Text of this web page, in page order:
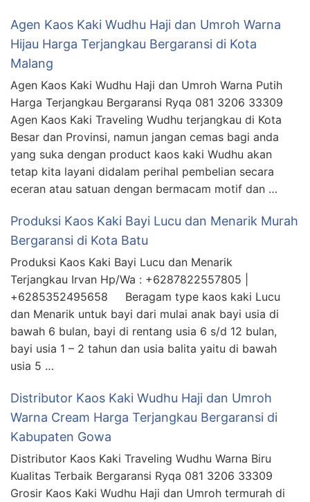
Agen Kaos Kaki Wudhu Haji dan Umroh Warna
Hijau Harga Terjangkau Bergaransi di Kota
Malang
Agen Kaos Kaki Wudhu Haji dan Umroh Warna Putih
Harga Terjangkau Bergaransi Ryqa 081 3206 33309
Agen Kaos Kaki Traveling Wudhu terjangkau di Kota
Besar dan Provinsi, namun jangan cemas bagi anda
yang suka dengan product kaos kaki Wudhu akan
tetap kita layani didalam perihal pembelian secara
eceran atau satuan dengan bermacam motif dan …
Produksi Kaos Kaki Bayi Lucu dan Menarik Murah
Bergaransi di Kota Batu
Produksi Kaos Kaki Bayi Lucu dan Menarik
Terjangkau Irvan Hp/Wa : +6287822557805 |
+6285352495658 Beragam type kaos kaki Lucu
dan Menarik untuk bayi dari mulai anak bayi usia di
bawah 6 bulan, bayi di rentang usia 6 s/d 12 bulan,
bayi usia 1 – 2 tahun dan usia balita yaitu di bawah
usia 5 …
Distributor Kaos Kaki Wudhu Haji dan Umroh
Warna Cream Harga Terjangkau Bergaransi di
Kabupaten Gowa
Distributor Kaos Kaki Traveling Wudhu Warna Biru
Kualitas Terbaik Bergaransi Ryqa 081 3206 33309
Grosir Kaos Kaki Wudhu Haji dan Umroh termurah di